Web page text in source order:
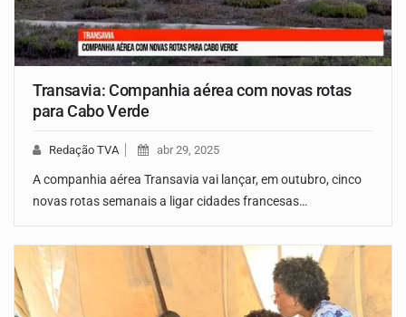
Transavia: Companhia aérea com novas rotas
para Cabo Verde
Redação TVA abr 29, 2025
A companhia aérea Transavia vai lançar, em outubro, cinco
novas rotas semanais a ligar cidades francesas…